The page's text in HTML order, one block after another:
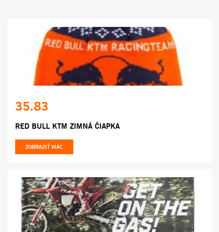
35.83
RED BULL KTM ZIMNÁ ČIAPKA
ZOBRAZIŤ VIAC